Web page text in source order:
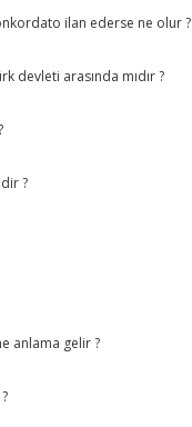
ilan ederse ne olur ?
devleti arasında mıdır ?
?
anlama gelir ?